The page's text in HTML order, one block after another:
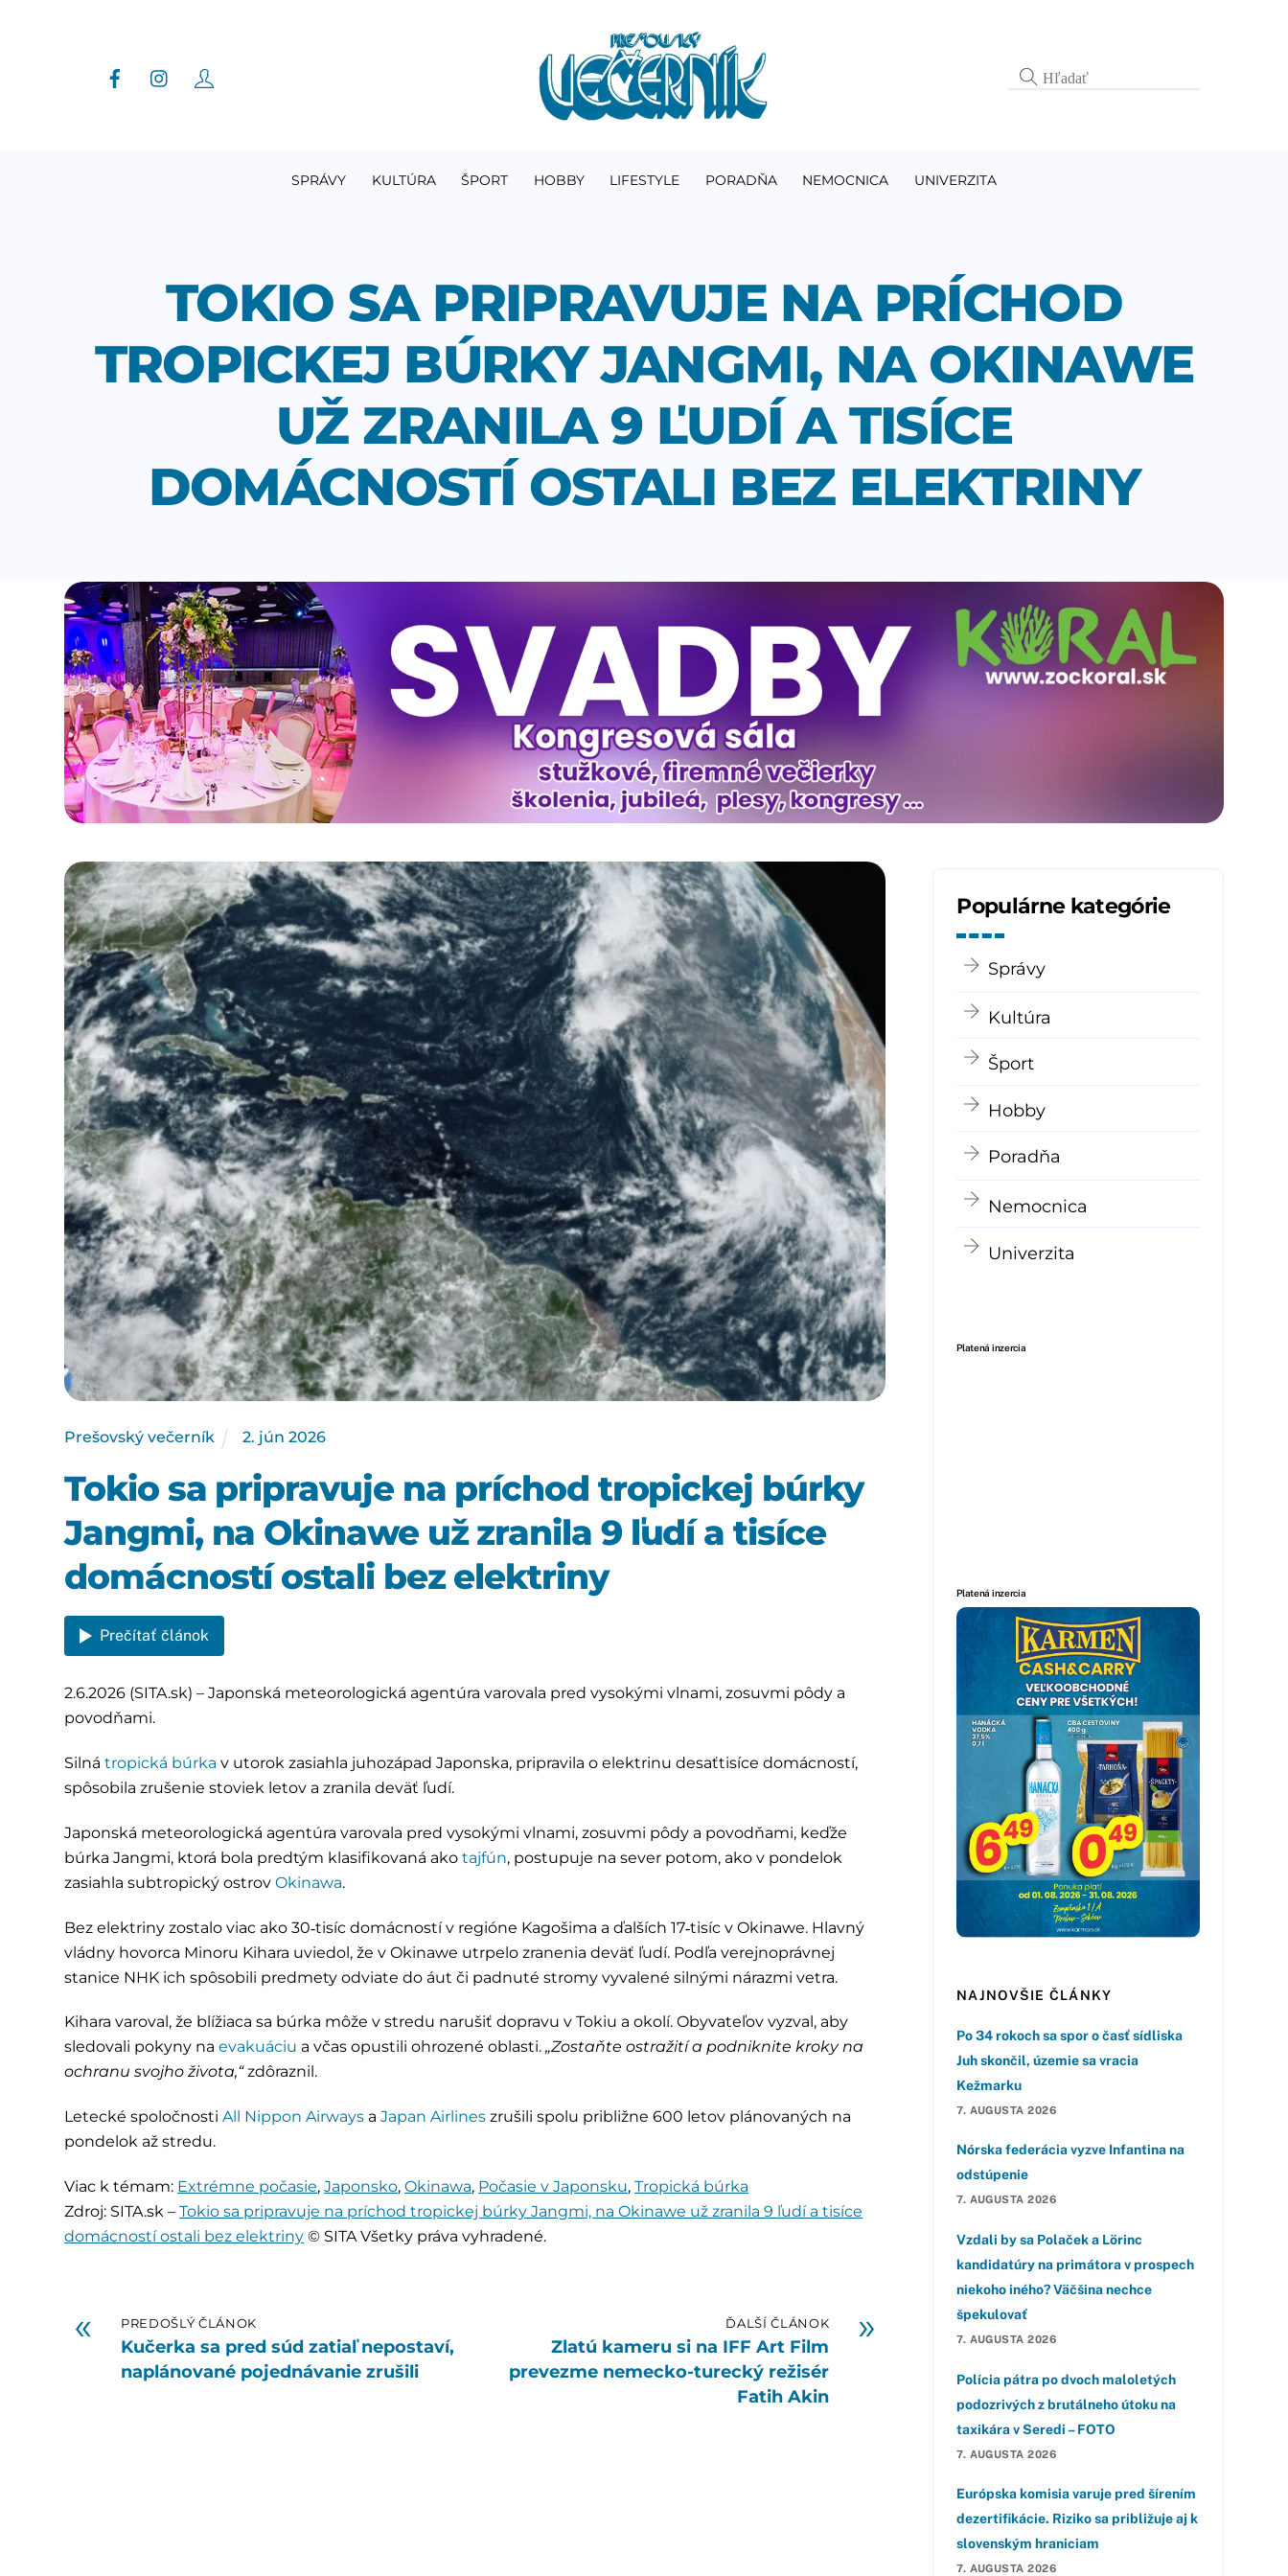
SPRÁVY KULTÚRA ŠPORT HOBBY LIFESTYLE PORADŇA NEMOCNICA UNIVERZITA
TOKIO SA PRIPRAVUJE NA PRÍCHOD
TROPICKEJ BÚRKY JANGMI, NA OKINAWE
UŽ ZRANILA 9 ĽUDÍ A TISÍCE
DOMÁCNOSTÍ OSTALI BEZ ELEKTRINY
Prešovský večerník 2. jún 2026
Tokio sa pripravuje na príchod tropickej búrky
Jangmi, na Okinawe už zranila 9 ľudí a tisíce
domácností ostali bez elektriny
Prečítať článok
2.6.2026 (SITA.sk) – Japonská meteorologická agentúra varovala pred vysokými vlnami, zosuvmi pôdy a
povodňami.
Silnátropická búrka v utorok zasiahla juhozápad Japonska, pripravila o elektrinu desaťtisíce domácností,
spôsobila zrušenie stoviek letov a zranila deväť ľudí.
Japonská meteorologická agentúra varovala pred vysokými vlnami, zosuvmi pôdy a povodňami, keďže
búrka Jangmi, ktorá bola predtým klasifikovaná akotajfún, postupuje na sever potom, ako v pondelok
zasiahla subtropický ostrovOkinawa.
Bez elektriny zostalo viac ako 30‑tisíc domácností v regióne Kagošima a ďalších 17‑tisíc v Okinawe. Hlavný
vládny hovorca Minoru Kihara uviedol, že v Okinawe utrpelo zranenia deväť ľudí. Podľa verejnoprávnej
stanice NHK ich spôsobili predmety odviate do áut či padnuté stromy vyvalené silnými nárazmi vetra.
Kihara varoval, že blížiaca sa búrka môže v stredu narušiť dopravu v Tokiu a okolí. Obyvateľov vyzval, aby
sledovali pokyny naevakuáciu a včas opustili ohrozené oblasti.„Zostaňte ostražití a podniknite kroky na
ochranu svojho života,“zdôraznil.
Letecké spoločnostiAll Nippon Airways aJapan Airlines zrušili spolu približne 600 letov plánovaných na
pondelok až stredu.
Viac k témam: Extrémne počasie,Japonsko,Okinawa, Počasie v Japonsku,Tropická búrka
Zdroj: SITA.sk –Tokio sa pripravuje na príchod tropickej búrky Jangmi, na Okinawe už zranila 9 ľudí a tisíce
domácností ostali bez elektriny © SITA Všetky práva vyhradené.
« PREDOŠLÝ ČLÁNOK
Kučerka sa pred súd zatiaľ nepostaví,
naplánované pojednávanie zrušili
»
ĎALŠÍ ČLÁNOK
Zlatú kameru si na IFF Art Film
prevezme nemecko-turecký režisér
Fatih Akin
Populárne kategórie
Správy
Kultúra
Šport
Hobby
Poradňa
Nemocnica
Univerzita
Platená inzercia
Platená inzercia
NAJNOVŠIE ČLÁNKY
Po 34 rokoch sa spor o časť sídliska
Juh skončil, územie sa vracia
Kežmarku
7. AUGUSTA 2026
Nórska federácia vyzve Infantina na
odstúpenie
7. AUGUSTA 2026
Vzdali by sa Polaček a Lörinc
kandidatúry na primátora v prospech
niekoho iného? Väčšina nechce
špekulovať
7. AUGUSTA 2026
Polícia pátra po dvoch maloletých
podozrivých z brutálneho útoku na
taxikára v Seredi – FOTO
7. AUGUSTA 2026
Európska komisia varuje pred šírením
dezertifikácie. Riziko sa približuje aj k
slovenským hraniciam
7. AUGUSTA 2026